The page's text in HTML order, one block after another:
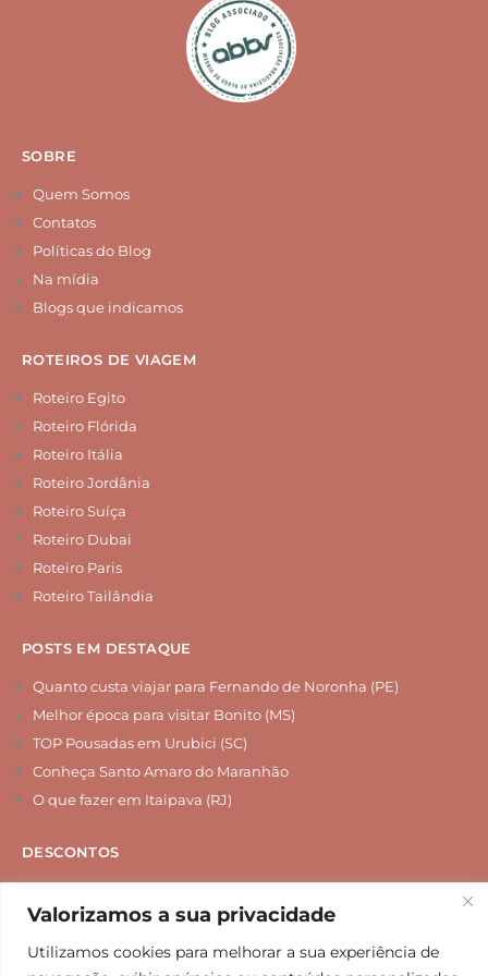
Valorizamos a sua privacidade
Utilizamos cookies para melhorar a sua experiência de
t
a
g
r
t
e
r
e
SOBRE
Quem Somos
Contatos
Políticas do Blog
Na mídia
Blogs que indicamos
ROTEIROS DE VIAGEM
Roteiro Egito
Roteiro Flórida
Roteiro Itália
Roteiro Jordânia
Roteiro Suíça
Roteiro Dubai
Roteiro Paris
Roteiro Tailândia
POSTS EM DESTAQUE
Quanto custa viajar para Fernando de Noronha (PE)
Melhor época para visitar Bonito (MS)
TOP Pousadas em Urubici (SC)
Conheça Santo Amaro do Maranhão
O que fazer em Itaipava (RJ)
DESCONTOS
Seguro Viagem
Hospedagem